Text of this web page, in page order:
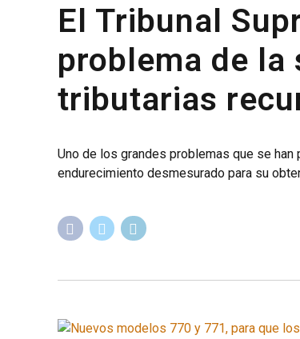
El Tribunal
problema de la
tributarias
Uno de los grandes problemas que se
endurecimiento desmesurado para su